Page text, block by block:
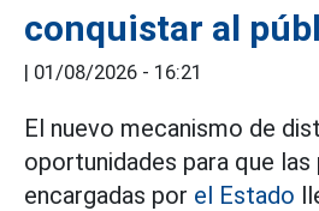
conquistar al
| 01/08/2026 - 16:21
El nuevo mecanismo de
oportunidades para que las
encargadas por el Estado